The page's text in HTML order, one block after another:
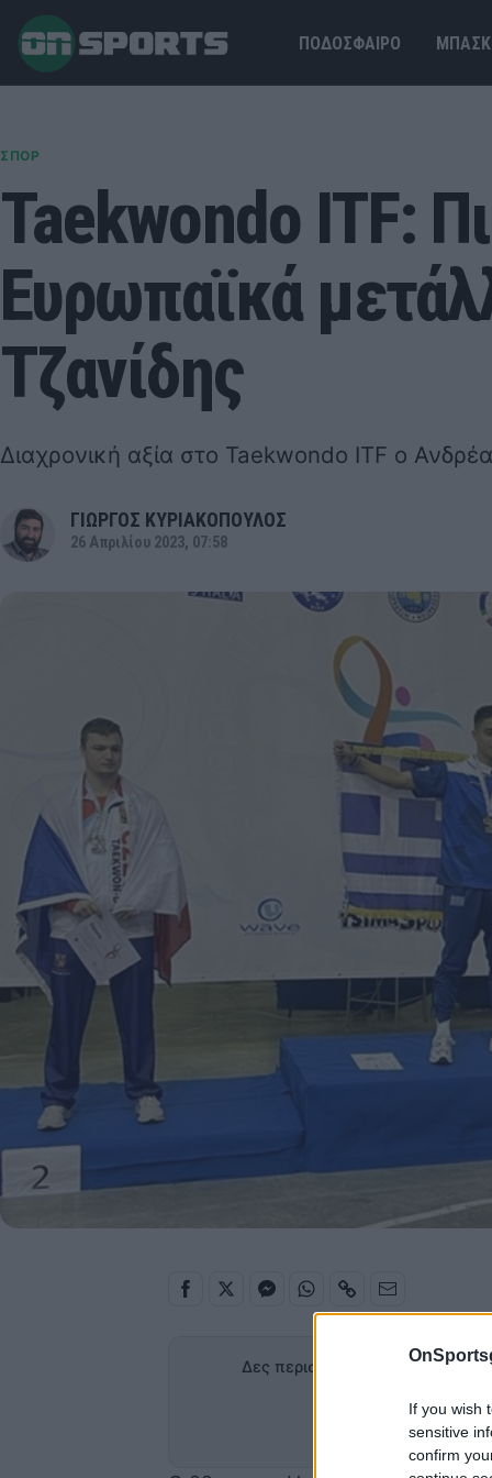
If you wish
sensitive
confirm
ΠΟΔΟΣΦΑΙΡΟ
ΣΠΟΡ
Taekwondo ITF:
Ευρωπαϊκά
Τζανίδης
Διαχρονική αξία στο Taekwondo ITF ο
ΓΙΩΡΓΟΣ ΚΥΡΙΑΚΟΠΟΥΛΟΣ
26 Απριλίου 2023, 07:58
Δες περισσότερα άρθρα του
στα